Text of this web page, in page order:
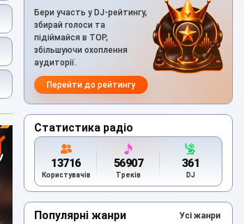
Бери участь у DJ-рейтингу,
збирай голоси та
підіймайся в TOP,
збільшуючи охоплення
аудиторії.
Перейти до рейтингу
Статистика радіо
13716
Користувачів
56907
Треків
361
DJ
Популярні жанри Усі жанри